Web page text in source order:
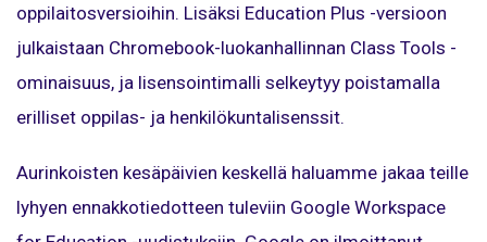
oppilaitosversioihin. Lisäksi Education Plus -versioon
julkaistaan Chromebook-luokanhallinnan Class Tools -
ominaisuus, ja lisensointimalli selkeytyy poistamalla
erilliset oppilas- ja henkilökuntalisenssit.
Aurinkoisten kesäpäivien keskellä haluamme jakaa teille
lyhyen ennakkotiedotteen tuleviin Google Workspace